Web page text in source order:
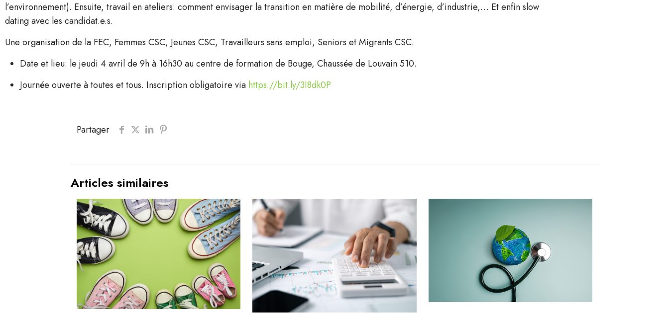
l’environnement). Ensuite, travail en ateliers: comment envisager la transition en matière de mobilité, d’énergie, d’industrie,… Et enfin slow
dating avec les candidat.e.s.
Une organisation de la FEC, Femmes CSC, Jeunes CSC, Travailleurs sans emploi, Seniors et Migrants CSC.
Date et lieu: le jeudi 4 avril de 9h à 16h30 au centre de formation de Bouge, Chaussée de Louvain 510.
Journée ouverte à toutes et tous. Inscription obligatoire via https://bit.ly/3I8dk0P
Partager
Articles similaires